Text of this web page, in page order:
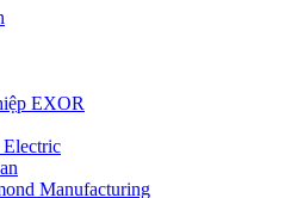
EXOR
Manufacturing